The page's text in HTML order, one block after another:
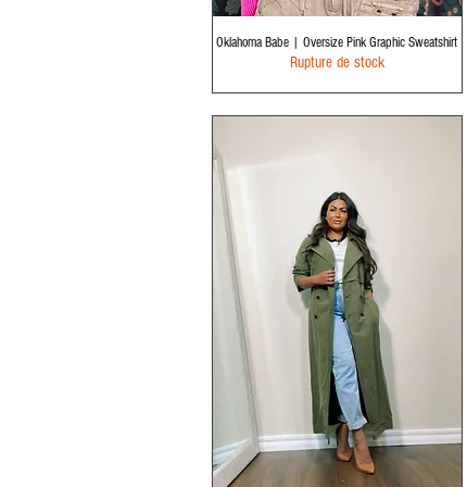
Aperçu rapide
Oklahoma Babe | Oversize Pink Graphic Sweatshirt
Rupture de stock